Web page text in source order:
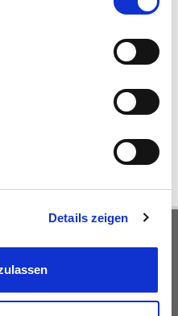
Details zeigen